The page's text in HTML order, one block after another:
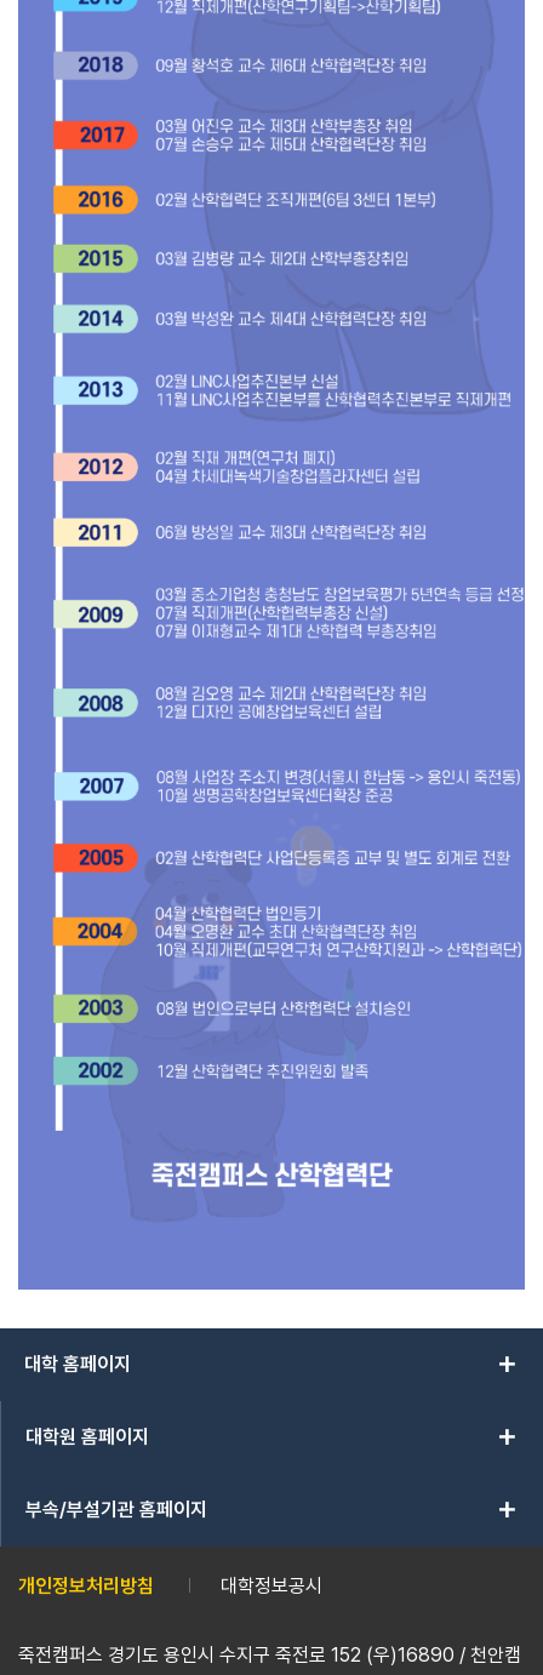
대학 홈페이지 add
대학원 홈페이지 add
부속/부설기관 홈페이지 add
개인정보처리방침 대학정보공시
죽전캠퍼스 경기도 용인시 수지구 죽전로 152 (우)16890 / 천안캠